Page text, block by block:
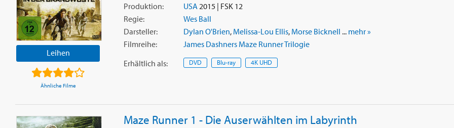
Leihen
Ähnliche Filme
Produktion:
USA 2015 | FSK 12
Regie:
Wes Ball
Darsteller:
Dylan O'Brien, Melissa-Lou Ellis, Morse Bicknell ... mehr »
Filmreihe:
James Dashners Maze Runner Trilogie
Erhältlich als: DVD Blu-ray 4K UHD
Maze Runner 1 - Die Auserwählten im Labyrinth